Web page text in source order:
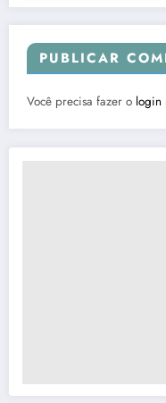
PUBLICAR
Você precisa fazer o login